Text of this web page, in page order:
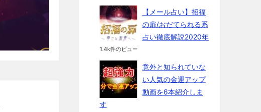
【メール占い】招福
の扉/おだてられる系
占い徹底解説2020年
1.4k件のビュー
意外と知られていな
い人気の金運アップ
動画を6本紹介しま
す